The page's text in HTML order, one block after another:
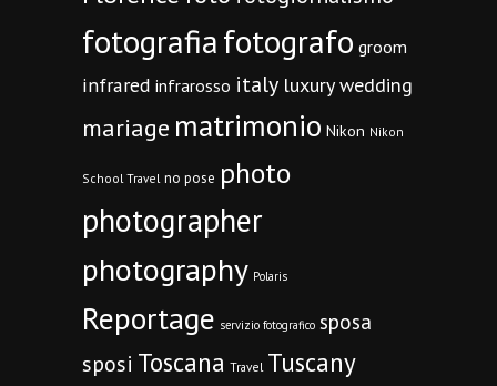
fotografiafotografo groom
infrared infrarosso italy luxury wedding
mariage matrimonio Nikon Nikon
School Travel no pose photo
photographer
photography Polaris
Reportage servizio fotografico sposa
sposi Toscana Travel Tuscany